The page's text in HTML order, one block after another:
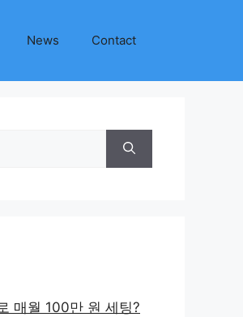
News Contact
매월 100만 원 세팅?